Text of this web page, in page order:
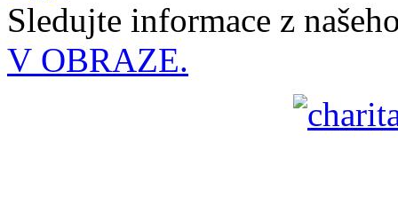
Sledujte informace z
V OBRAZE.